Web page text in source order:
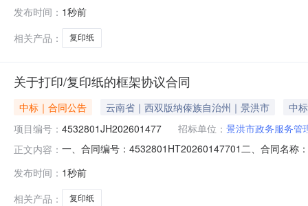
政区划编码:520699项目所在行政区划名称:铜仁市本级
发布时间： 1秒前
相关产品：
复印纸
关于打印/复印纸的框架协议合同
中标｜合同公告 云南省｜西双版纳傣族自治州｜景洪市
中
项目编号： 4532801JH202601477 招标单位： 景洪市政务服务管
正文内容： 一、合同编号：4532801HT20260147701二、合同名称
云南省西双版纳州景洪市允景洪街道办事曼景兰社区勐
发布时间： 1秒前
相关产品：
复印纸